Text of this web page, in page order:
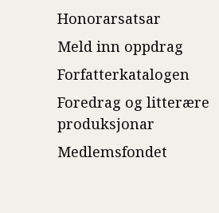
Honorarsatsar
Meld inn oppdrag
Forfatterkatalogen
Foredrag og litterære
produksjonar
Medlemsfondet